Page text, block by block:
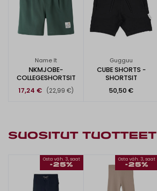
Name It
NKMJOBE-
COLLEGESHORTSIT
17,24 €
(22,99 €)
Gugguu
CUBE SHORTS -
SHORTSIT
50,50 €
SUOSITUT TUOTTEET
Osta väh. 3, saat
-25%
Osta väh. 3, saat
-25%